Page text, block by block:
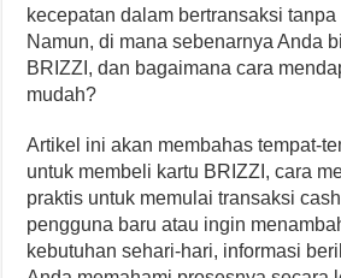
kecepatan dalam bertransaksi
Namun, di mana sebenarnya Anda
BRIZZI, dan bagaimana cara
mudah?
Artikel ini akan membahas tempat-
untuk membeli kartu BRIZZI, cara
praktis untuk memulai transaksi
pengguna baru atau ingin
kebutuhan sehari-hari, informasi